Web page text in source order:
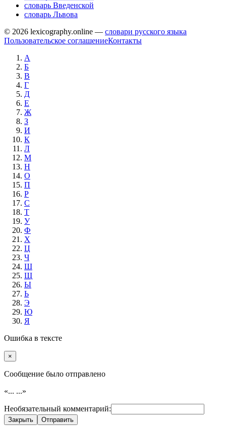
словарь Введенской
словарь Львова
© 2026 lexicography.online — словари русского языка
Пользовательское соглашениеКонтакты
А
Б
В
Г
Д
Е
Ж
З
И
К
Л
М
Н
О
П
Р
С
Т
У
Ф
Х
Ц
Ч
Ш
Щ
Ы
Ь
Э
Ю
Я
Ошибка в тексте
×
Cообщение было отправлено
«... ...»
Необязательный комментарий:
Закрыть Отправить